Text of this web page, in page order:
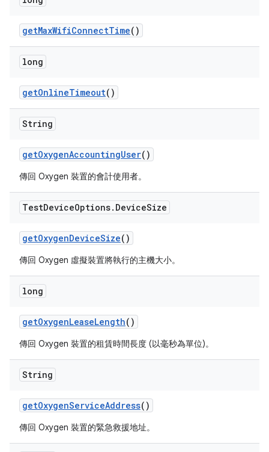
getMaxWifiConnectTime()
long
getOnlineTimeout()
String
getOxygenAccountingUser()
傳回 Oxygen 裝置的會計使用者。
TestDeviceOptions. DeviceSize
getOxygenDeviceSize()
傳回 Oxygen 虛擬裝置將執行的主機大小。
long
getOxygenLeaseLength()
傳回 Oxygen 裝置的租賃時間長度 (以毫秒為單位)。
String
getOxygenServiceAddress()
傳回 Oxygen 裝置的緊急救援地址。